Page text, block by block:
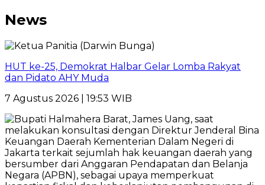
News
HUT ke-25, Demokrat Halbar Gelar Lomba Rakyat
dan Pidato AHY Muda
7 Agustus 2026 | 19:53 WIB